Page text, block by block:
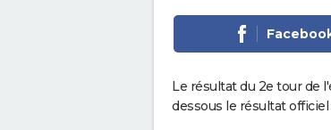
Le résultat du 2e tour de
dessous le résultat